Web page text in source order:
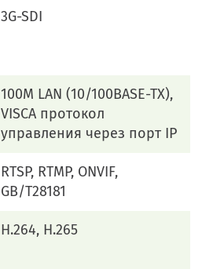
3G-SDI
100M LAN (10/100BASE-TX),
VISCA протокол
управления через порт IP
RTSP, RTMP, ONVIF,
GB/T28181
H.264, H.265